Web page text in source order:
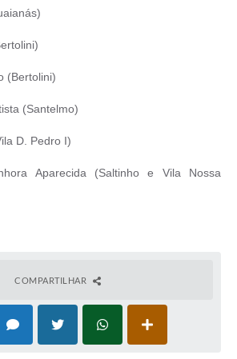
(Bertolini)
(Santelmo)
D. Pedro I)
Aparecida (Saltinho e Vila Nossa
COMPARTILHAR